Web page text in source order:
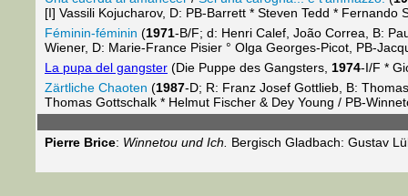
[I] Vassili Kojucharov, D: PB-Barrett * Steven Tedd *
Féminin-féminin (1971-B/F; d: Henri Calef, João Correa, B:
Wiener, D: Marie-France Pisier ° Olga Georges-Picot, PB-
La pupa del gangster (Die Puppe des Gangsters, 1974-I/F *
Zärtliche Chaoten (1987-D; R: Franz Josef Gottlieb, B:
Thomas Gottschalk * Helmut Fischer & Dey Young / PB-
Pierre Brice: Winnetou und Ich. Bergisch Gladbach: Gustav